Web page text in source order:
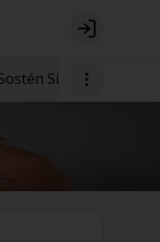
Login
Sin Arcos